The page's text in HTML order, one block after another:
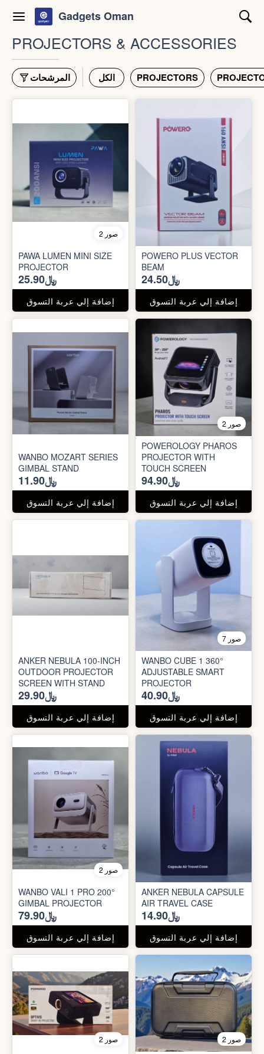
Gadgets Oman
PROJECTORS & ACCESSORIES
المرشحات الكل PROJECTORS
2 صور
PAWA LUMEN MINI SIZE
PROJECTOR
﷼25.90
إضافة إلي عربة التسوق
POWERO PLUS VECTOR
BEAM
﷼24.50
إضافة إلي عربة التسوق
WANBO MOZART SERIES
GIMBAL STAND
﷼11.90
إضافة إلي عربة التسوق
2 صور
POWEROLOGY PHAROS
PROJECTOR WITH
TOUCH SCREEN
﷼94.90
إضافة إلي عربة التسوق
ANKER NEBULA 100-INCH
OUTDOOR PROJECTOR
SCREEN WITH STAND
﷼29.90
إضافة إلي عربة التسوق
7 صور
WANBO CUBE 1 360°
ADJUSTABLE SMART
PROJECTOR
﷼40.90
إضافة إلي عربة التسوق
2 صور
WANBO VALI 1 PRO 200°
GIMBAL PROJECTOR
﷼79.90
إضافة إلي عربة التسوق
ANKER NEBULA CAPSULE
AIR TRAVEL CASE
﷼14.90
إضافة إلي عربة التسوق
2 صور 2 صور